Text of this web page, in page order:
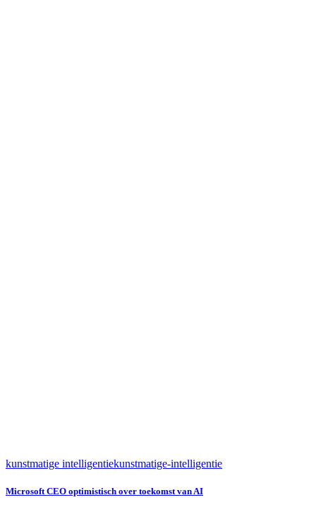
kunstmatige intelligentiekunstmatige-intelligentie
Microsoft CEO optimistisch over toekomst van AI